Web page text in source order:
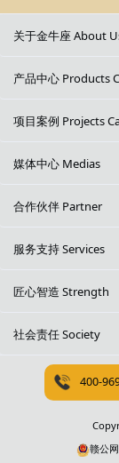
关于金牛座 About
产品中心 Products
项目案例 Projects
媒体中心 Medias
合作伙伴 Partner
服务支持 Services
匠心智造 Strength
社会责任 Society
400-
赣公